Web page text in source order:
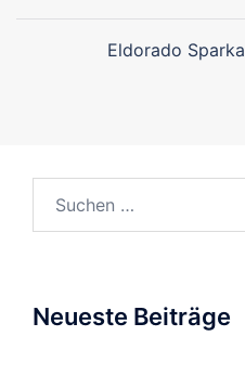
Eldorado
nach:
Neueste Beiträge